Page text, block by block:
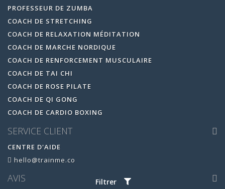
Filtrer
PROFESSEUR DE ZUMBA
COACH DE STRETCHING
COACH DE RELAXATION MÉDITATION
COACH DE MARCHE NORDIQUE
COACH DE RENFORCEMENT MUSCULAIRE
COACH DE TAI CHI
COACH DE ROSE PILATE
COACH DE QI GONG
COACH DE CARDIO BOXING
SERVICE CLIENT
CENTRE D'AIDE
hello@trainme.co
AVIS